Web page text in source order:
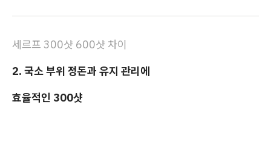
세르프 300샷 600샷 차이
2. 국소 부위 정돈과 유지 관리에
효율적인 300샷